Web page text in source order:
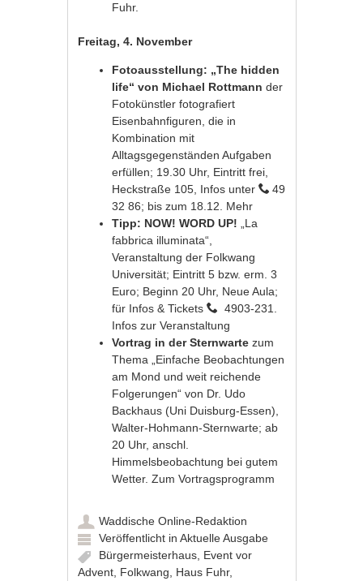
Fuhr.
Freitag, 4. November
Fotoausstellung: „The hidden
life“ von Michael Rottmann der
Fotokünstler fotografiert
Eisenbahnfiguren, die in
Kombination mit
Alltagsgegenständen Aufgaben
erfüllen; 19.30 Uhr, Eintritt frei,
Heckstraße 105, Infos unter
49
32 86; bis zum 18.12. Mehr
Tipp: NOW! WORD UP! „La
fabbrica illuminata“,
Veranstaltung der Folkwang
Universität; Eintritt 5 bzw. erm. 3
Euro; Beginn 20 Uhr, Neue Aula;
für Infos & Tickets
4903-231.
Infos zur Veranstaltung
Vortrag in der Sternwarte zum
Thema „Einfache Beobachtungen
am Mond und weit reichende
Folgerungen“ von Dr. Udo
Backhaus (Uni Duisburg-Essen),
Walter-Hohmann-Sternwarte; ab
20 Uhr, anschl.
Himmelsbeobachtung bei gutem
Wetter.Zum Vortragsprogramm
Waddische Online-Redaktion
Veröffentlicht inAktuelle Ausgabe
Bürgermeisterhaus Event vor
Advent Folkwang Haus Fuhr,